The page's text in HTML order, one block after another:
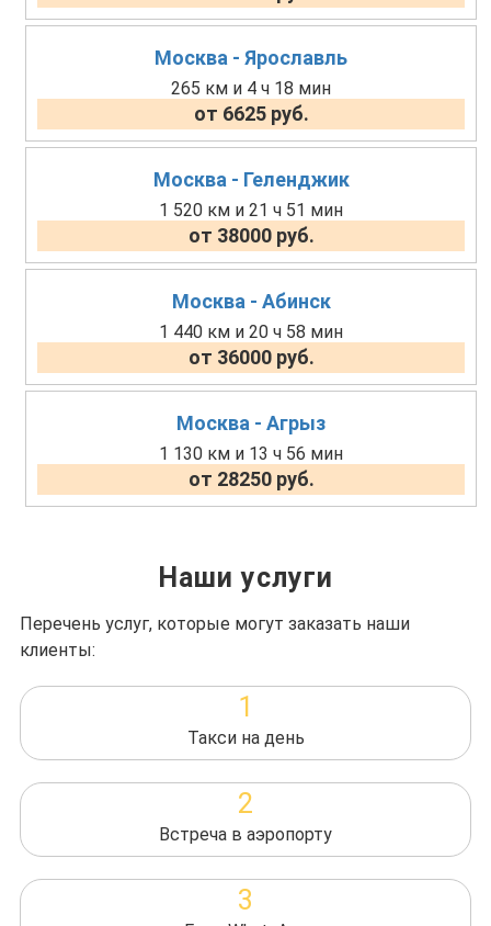
Москва - Ярославль
265 км и 4 ч 18 мин
от 6625 руб.
Москва - Геленджик
1 520 км и 21 ч 51 мин
от 38000 руб.
Москва - Абинск
1 440 км и 20 ч 58 мин
от 36000 руб.
Москва - Агрыз
1 130 км и 13 ч 56 мин
от 28250 руб.
Наши услуги
Перечень услуг, которые могут заказать наши
клиенты:
1
Такси на день
2
Встреча в аэропорту
3